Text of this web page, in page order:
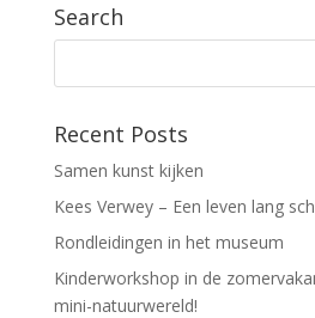
Search
Recent Posts
Samen kunst kijken
Kees Verwey – Een leven lang
Rondleidingen in het museum
Kinderworkshop in de
mini-natuurwereld!